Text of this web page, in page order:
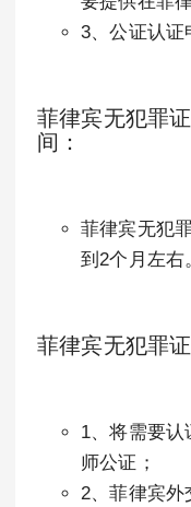
3、公证认证
菲律宾无犯罪
间：
菲律宾无犯
到2个月左右
菲律宾无犯罪
1、将需要认
师公证；
2、菲律宾外